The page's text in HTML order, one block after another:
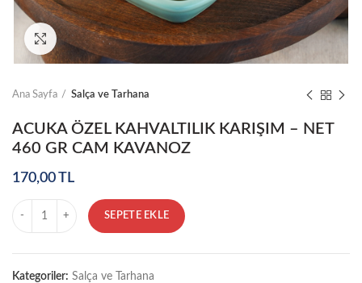
Click to enlarge
Ana Sayfa Salça ve Tarhana
ACUKA ÖZEL KAHVALTILIK KARIŞIM – NET
460 GR CAM KAVANOZ
170,00TL
Miktar
SEPETE EKLE
Kategoriler: Salça ve Tarhana